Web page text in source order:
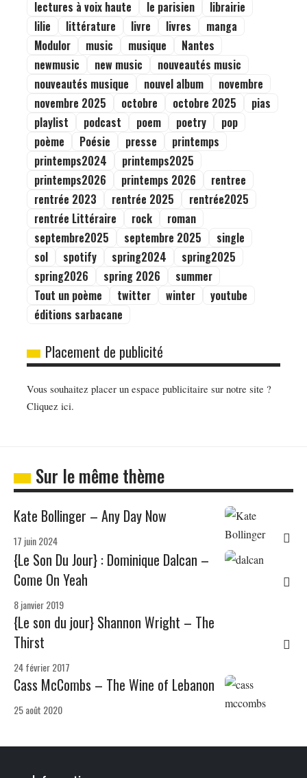
lectures à voix haute
le parisien
librairie
lilie
littérature livre livres
manga
Modulor
music musique
Nantes
newmusic
new music
nouveautés music
nouveautés musique
nouvel album
novembre
novembre 2025
octobre octobre 2025
pias
playlist
podcast poem poetry
pop
poème
Poésie presse
printemps
printemps2024
printemps2025
printemps2026
printemps 2026
rentree
rentrée 2023
rentrée 2025
rentrée2025
rentrée Littéraire
rock
roman
septembre2025
septembre 2025
single
sol
spotify spring2024
spring2025
spring2026
spring 2026
summer
Tout un poème
twitter winter
youtube
éditions sarbacane
Placement de publicité
Vous souhaitez placer un espace publicitaire sur notre site ?
Cliquez ici.
Sur le même thème
Kate Bollinger – Any Day Now
17 juin 2024
{Le Son Du Jour} : Dominique Dalcan –
Come On Yeah
8 janvier 2019
{Le son du jour} Shannon Wright – The
Thirst
24 février 2017
Cass McCombs – The Wine of Lebanon
25 août 2020